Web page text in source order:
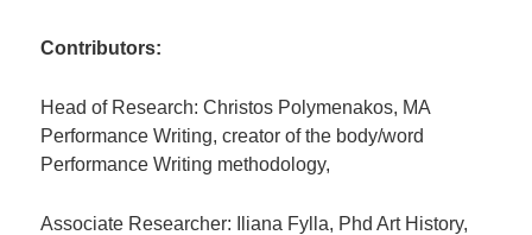
Contributors:
Head of Research: Christos Polymenakos, MA
Performance Writing, creator of the body/word
Performance Writing methodology,
Associate Researcher: Iliana Fylla, Phd Art History,